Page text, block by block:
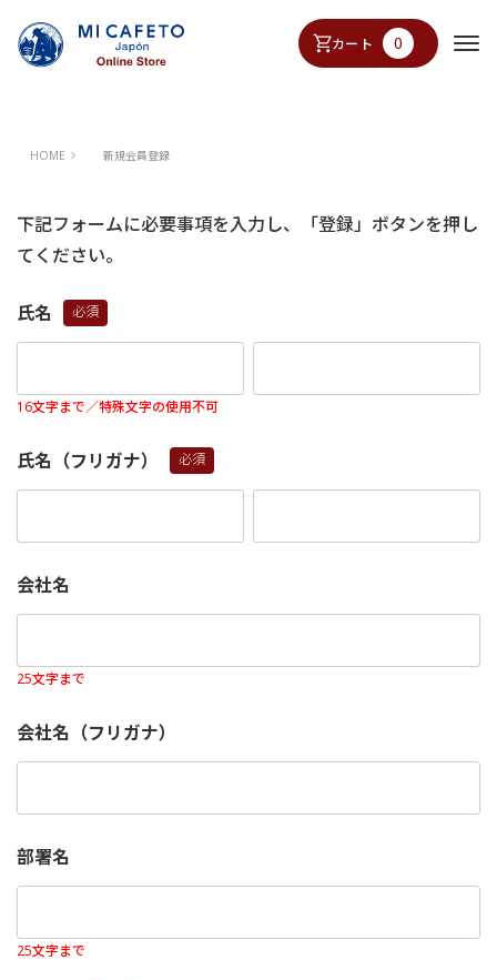
カート 0
HOME 新規会員登録
下記フォームに必要事項を入力し、「登録」ボタンを押し
てください。
氏名
(必
16文字まで／特殊文字の使用不可
氏名（フリガナ）
(必
会社名
25文字まで
会社名（フリガナ）
部署名
25文字まで